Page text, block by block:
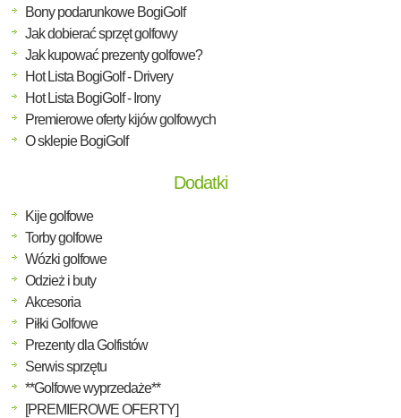
Bony podarunkowe BogiGolf
Jak dobierać sprzęt golfowy
Jak kupować prezenty golfowe?
Hot Lista BogiGolf - Drivery
Hot Lista BogiGolf - Irony
Premierowe oferty kijów golfowych
O sklepie BogiGolf
Dodatki
Kije golfowe
Torby golfowe
Wózki golfowe
Odzież i buty
Akcesoria
Piłki Golfowe
Prezenty dla Golfistów
Serwis sprzętu
**Golfowe wyprzedaże**
[PREMIEROWE OFERTY]